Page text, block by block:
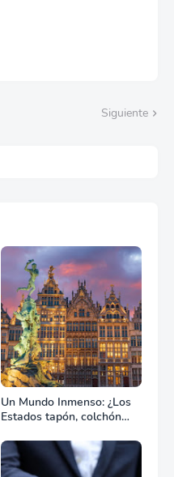
Siguiente
Un Mundo Inmenso: ¿Los
Estados tapón, colchón
combate?